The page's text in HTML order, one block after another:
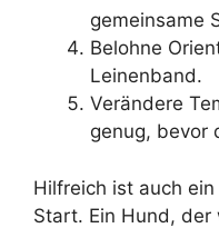
gemeinsame
Belohne
Leinenband.
Verändere
genug, bevor
Hilfreich ist auch
Start. Ein Hund,